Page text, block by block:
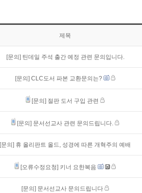
제목
[문의] 틴데일 주석 출간 예정 관련 문의입니다.
[문의] CLC도서 파본 교환문의는?
[문의] 절판 도서 구입 관련
[문의] 문서선교사 관련 문의드립니다.
[문의] 휴 올리판트 올드, 성경에 따른 개혁주의 예배
[오류수정요청] 키너 요한복음
[문의] 문서선교사 문의드립니다